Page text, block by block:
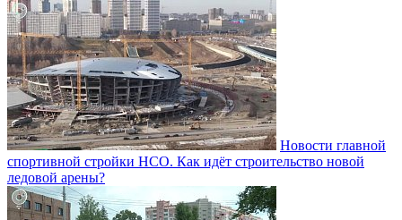
Новости главной
спортивной стройки НСО. Как идёт строительство новой
ледовой арены?